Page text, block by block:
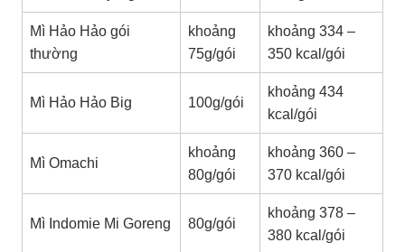
Mì Hảo Hảo gói
thường
khoảng
75g/gói
khoảng 334 –
350 kcal/gói
Mì Hảo Hảo Big 100g/gói
khoảng 434
kcal/gói
Mì Omachi
khoảng
80g/gói
khoảng 360 –
370 kcal/gói
Mì Indomie Mi Goreng 80g/gói
khoảng 378 –
380 kcal/gói